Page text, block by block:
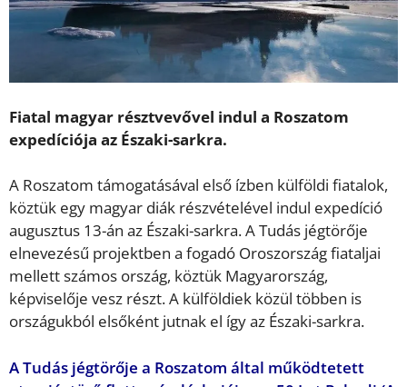
Fiatal magyar résztvevővel indul a Roszatom
expedíciója az Északi-sarkra.
A Roszatom támogatásával első ízben külföldi fiatalok,
köztük egy magyar diák részvételével indul expedíció
augusztus 13-án az Északi-sarkra. A Tudás jégtörője
elnevezésű projektben a fogadó Oroszország fiataljai
mellett számos ország, köztük Magyarország,
képviselője vesz részt. A külföldiek közül többen is
országukból elsőként jutnak el így az Északi-sarkra.
A Tudás jégtörője a Roszatom által működtetett